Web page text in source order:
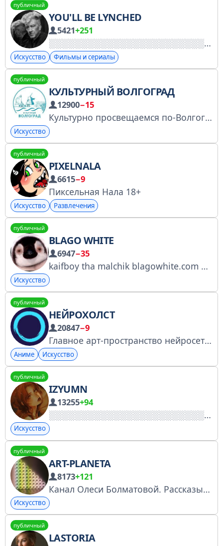
публичный
YOU'LL BE LYNCHED
5421+251
Искусство Фильмы и сериалы
публичный
КУЛЬТУРНЫЙ ВОЛГОГРАД
12900−15
Культурно просвещаемся по-Волгоградски
Искусство
публичный
PIXELNALA
6615−9
Пиксельная Нала 18+
Искусство Развлечения
публичный
BLAGO WHITE
6947−35
kaifboy tha malchik blagowhite.com Booking/MGMT: blagobusiness@mail.ru // @bersenevdan
Искусство
публичный
НЕЙРОХОЛСТ
20847−9
Главное арт-пространство нейросетей Сгенерировать изображение — https://neuro-holst.ru/ YouTube — https://www.youtube.com/@neuroholst ВК — https://vk.com/neuroholst Dzen — https://dzen.ru/neuro_holst TikTok — https://www.tiktok.com/@neuroholst
Аниме Искусство
публичный
IZYUMN
13255+94
Искусство
публичный
ART-PLANETA
8173+121
Канал Олеси Болматовой. Рассказываю об институциональной поддержке современного искусства. @BolmatovaOlesya
Искусство
публичный
LASTORIA